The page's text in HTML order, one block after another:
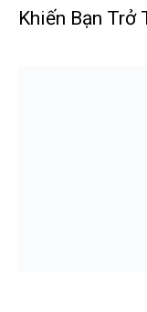
Khiến Bạn Trở